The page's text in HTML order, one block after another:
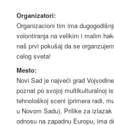
Organizatori:
Organizacioni tim ima
volontiranja na velikim i malim
naš prvi pokušaj da se
celog sveta!
Mesto:
Novi Sad je najveći grad
poznat po svojoj multikulturalnoj
tehnološkoj sceni (primera radi,
u Novom Sadu). Prilike za
odnosu na zapadnu Europu, ima